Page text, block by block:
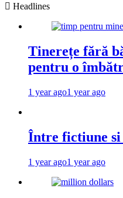
Headlines
Tinerețe fără
pentru o
1 year ago1 year ago
Între fictiune
1 year ago1 year ago